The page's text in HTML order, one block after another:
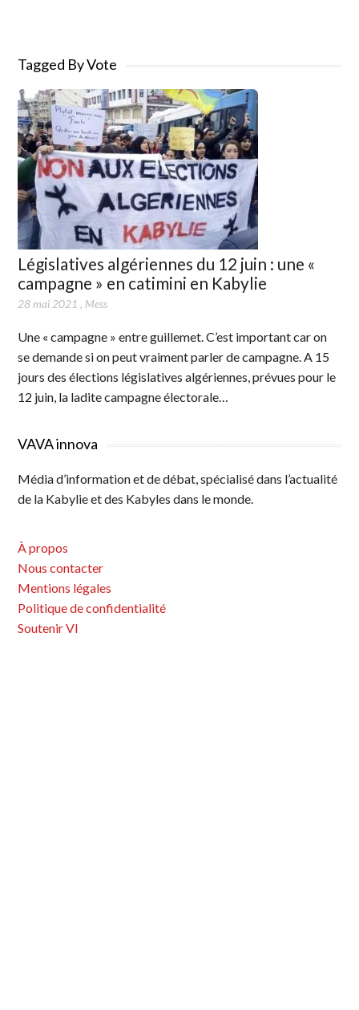
Tagged By Vote
Législatives algériennes du 12 juin : une «
campagne » en catimini en Kabylie
28 mai 2021 , Mess
Une « campagne » entre guillemet. C’est important car on
se demande si on peut vraiment parler de campagne. A 15
jours des élections législatives algériennes, prévues pour le
12 juin, la ladite campagne électorale…
VAVA innova
Média d’information et de débat, spécialisé dans l’actualité
de la Kabylie et des Kabyles dans le monde.
À propos
Nous contacter
Mentions légales
Politique de confidentialité
Soutenir VI